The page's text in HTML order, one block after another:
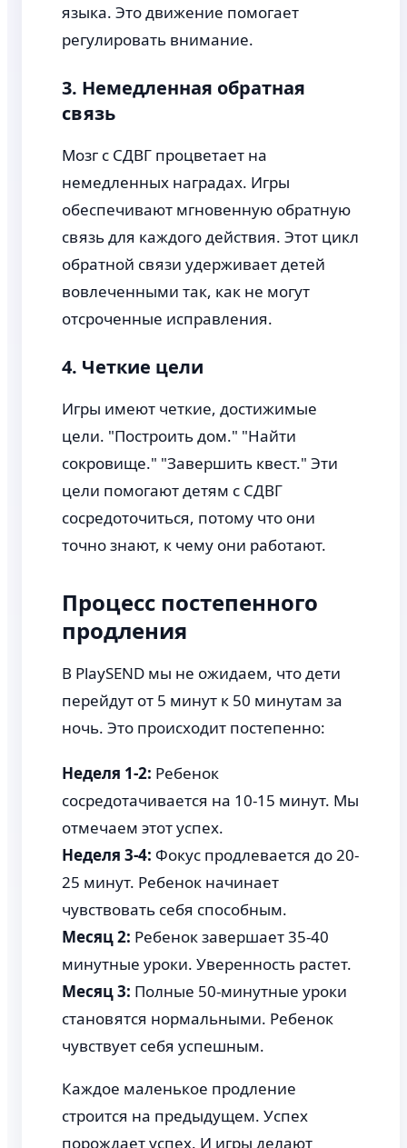
языка. Это движение помогает
регулировать внимание.
3. Немедленная обратная
связь
Мозг с СДВГ процветает на
немедленных наградах. Игры
обеспечивают мгновенную обратную
связь для каждого действия. Этот цикл
обратной связи удерживает детей
вовлеченными так, как не могут
отсроченные исправления.
4. Четкие цели
Игры имеют четкие, достижимые
цели. "Построить дом." "Найти
сокровище." "Завершить квест." Эти
цели помогают детям с СДВГ
сосредоточиться, потому что они
точно знают, к чему они работают.
Процесс постепенного
продления
В PlaySEND мы не ожидаем, что дети
перейдут от 5 минут к 50 минутам за
ночь. Это происходит постепенно:
Неделя 1-2: Ребенок
сосредотачивается на 10-15 минут. Мы
отмечаем этот успех.
Неделя 3-4: Фокус продлевается до 20-
25 минут. Ребенок начинает
чувствовать себя способным.
Месяц 2: Ребенок завершает 35-40
минутные уроки. Уверенность растет.
Месяц 3: Полные 50-минутные уроки
становятся нормальными. Ребенок
чувствует себя успешным.
Каждое маленькое продление
строится на предыдущем. Успех
порождает успех. И игры делают